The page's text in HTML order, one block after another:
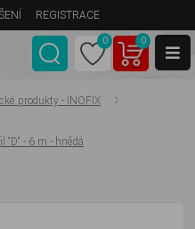
REGISTRACE
0 0
produkty - INOFIX
- 6 m - hnědá